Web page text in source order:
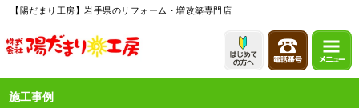
【陽だまり工房】岩手県のリフォーム・増改築専門店
施工事例